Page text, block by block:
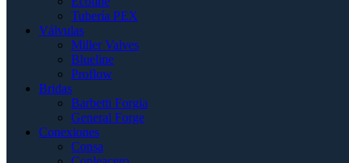
Tubería PEX
Válvulas
Miller Valves
Blueline
Proflow
Bridas
Barbetti Forgia
General Forge
Conexiones
Consa